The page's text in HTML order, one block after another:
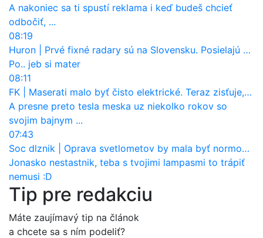
A nakoniec sa ti spustí reklama i keď budeš chcieť
odbočiť, ...
08:19
Huron
Prvé fixné radary sú na Slovensku. Posielajú už pokuty? Ukáže ich Waze?
Po.. jeb si mater
08:11
FK
Maserati malo byť čisto elektrické. Teraz zisťuje, že potrebuje nový osemvalcový motor
A presne preto tesla meska uz niekolko rokov so
svojim bajnym ...
07:43
Soc dlznik
Oprava svetlometov by mala byť normou. Jeden nový dnes stojí priemerne 1251 eur!
Jonasko nestastnik, teba s tvojimi lampasmi to trápiť
nemusi :D
Tip pre redakciu
Máte zaujímavý tip na článok
a chcete sa s ním podeliť?